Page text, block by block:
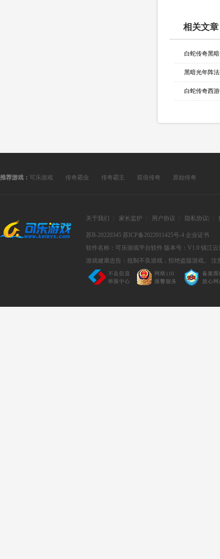
相关文章
黑暗光年阵
白蛇传奇西
推荐游戏： 可乐游戏 传奇霸业 传奇霸主 双倍传奇 原始传奇
关于我们 家长监护 用户协议 隐私协议
苏B-20220345 苏ICP备2022011425号-4 企业证书
软件名称：可乐游戏平台软件 版本号：V1.0 镇江云
游戏健康忠告：抵制不良游戏，拒绝盗版游戏。